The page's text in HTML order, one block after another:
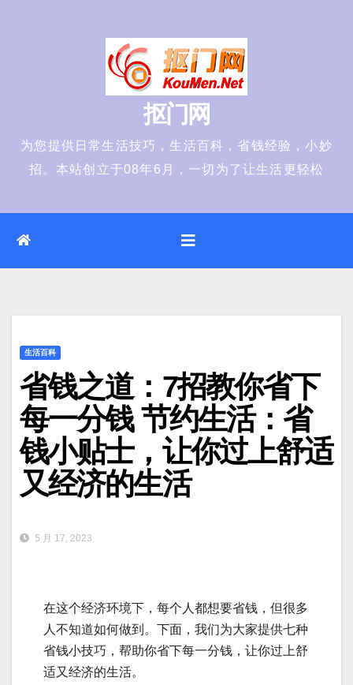
抠门网
为您提供日常生活技巧，生活百科，省钱经验，小妙
招。本站创立于08年6月，一切为了让生活更轻松
生活百科
省钱之道：7招教你省下
每一分钱 节约生活：省
钱小贴士，让你过上舒适
又经济的生活
5 月 17, 2023
在这个经济环境下，每个人都想要省钱，但很多
人不知道如何做到。下面，我们为大家提供七种
省钱小技巧，帮助你省下每一分钱，让你过上舒
适又经济的生活。